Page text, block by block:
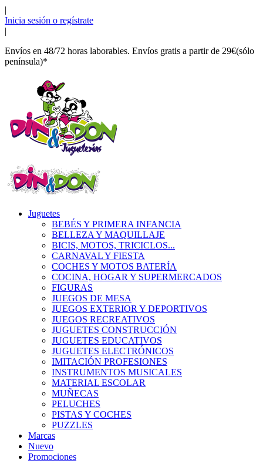
|
Inicia sesión o regístrate
|
Envíos en 48/72 horas laborables. Envíos gratis a partir de 29€(sólo
península)*
Juguetes
BEBÉS Y PRIMERA INFANCIA
BELLEZA Y MAQUILLAJE
BICIS, MOTOS, TRICICLOS...
CARNAVAL Y FIESTA
COCHES Y MOTOS BATERÍA
COCINA, HOGAR Y SUPERMERCADOS
FIGURAS
JUEGOS DE MESA
JUEGOS EXTERIOR Y DEPORTIVOS
JUEGOS RECREATIVOS
JUGUETES CONSTRUCCIÓN
JUGUETES EDUCATIVOS
JUGUETES ELECTRÓNICOS
IMITACIÓN PROFESIONES
INSTRUMENTOS MUSICALES
MATERIAL ESCOLAR
MUÑECAS
PELUCHES
PISTAS Y COCHES
PUZZLES
Marcas
Nuevo
Promociones